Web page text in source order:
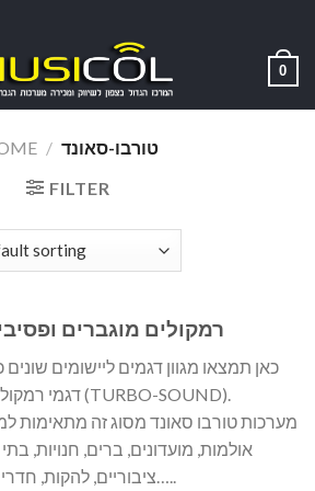
0
/ טורבו-סאונד
FILTER
רמקולים מוגברים
כאן תמצאו מגוון דגמים ליישומים
דגמי רמקולים תוצרת טורבו סאונד (TURBO-SOUND).
מערכות טורבו סאונד מסוג זה מתאימות
אולמות, מועדונים, ברים, חנויות,